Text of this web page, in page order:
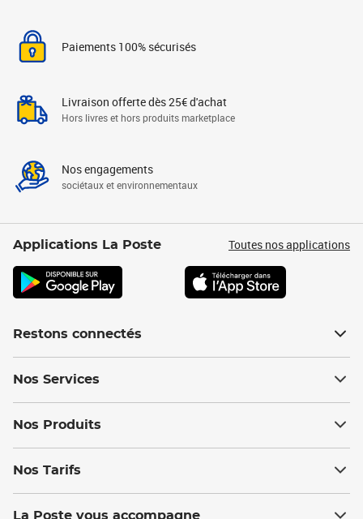
Paiements 100% sécurisés
Livraison offerte dès 25€ d'achat
Hors livres et hors produits marketplace
Nos engagements
sociétaux et environnementaux
Applications La Poste Toutes nos applications
Restons connectés
Nos Services
Nos Produits
Nos Tarifs
La Poste vous accompagne